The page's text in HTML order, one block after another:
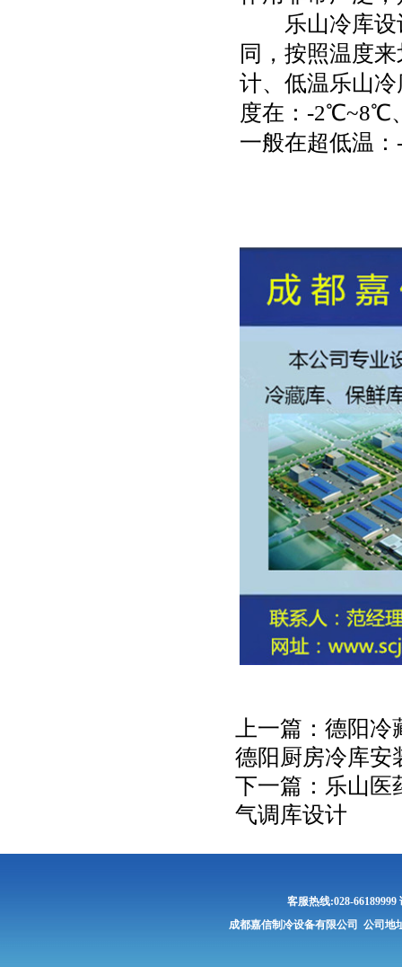
乐山冷库设计
同，按照温度
计、低温乐山
度在：-2℃~8℃
一般在超低温
上一篇： 德阳冷
德阳厨房冷库安
下一篇： 乐山医
气调库设计
客服热线:028-
成都嘉信制冷设备有限公司 公司地